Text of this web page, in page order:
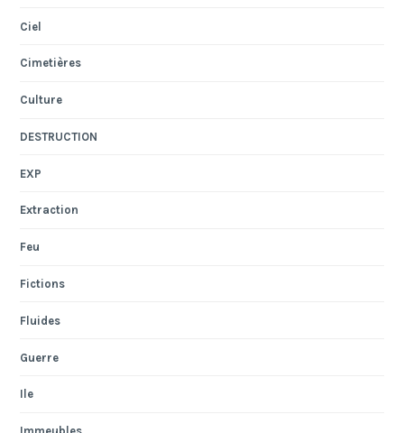
Ciel
Cimetières
Culture
DESTRUCTION
EXP
Extraction
Feu
Fictions
Fluides
Guerre
Ile